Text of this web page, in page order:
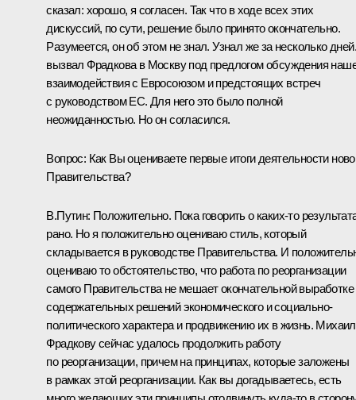
сказал: хорошо, я согласен. Так что в ходе всех этих
дискуссий, по сути, решение было принято окончательно.
Разумеется, он об этом не знал. Узнал же за несколько
вызвал Фрадкова в Москву под предлогом обсуждения
взаимодействия с Евросоюзом и предстоящих встреч
с руководством ЕС. Для него это было полной
неожиданностью. Но он согласился.
Вопрос: Как Вы оцениваете первые итоги деятельности
Правительства?
В.Путин: Положительно. Пока говорить о каких‑то
рано. Но я положительно оцениваю стиль, который
складывается в руководстве Правительства. И
оцениваю то обстоятельство, что работа по реорганизации
самого Правительства не мешает окончательной выработке
содержательных решений экономического и социально-
политического характера и продвижению их в жизнь.
Фрадкову сейчас удалось продолжить работу
по реорганизации, причем на принципах, которые заложены
в рамках этой реорганизации. Как вы догадываетесь, есть